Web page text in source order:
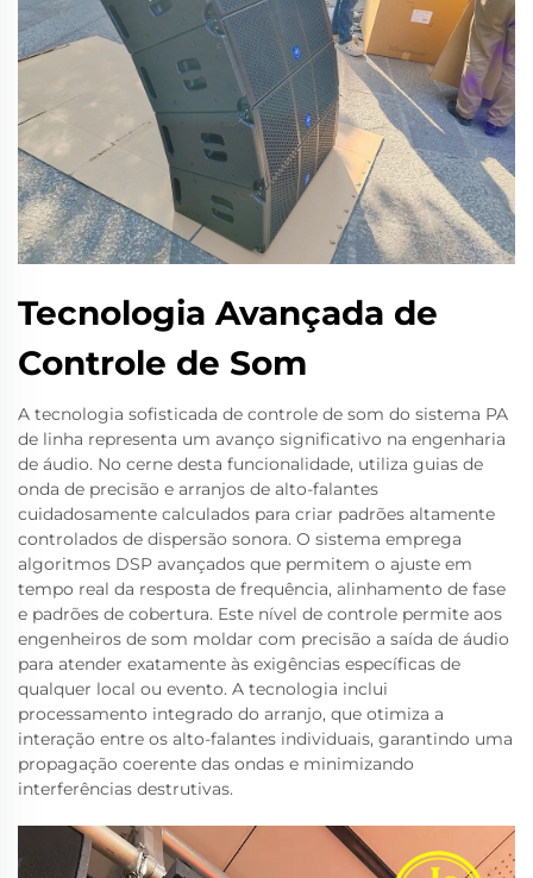
Tecnologia Avançada de
Controle de Som
A tecnologia sofisticada de controle de som do sistema PA
de linha representa um avanço significativo na engenharia
de áudio. No cerne desta funcionalidade, utiliza guias de
onda de precisão e arranjos de alto-falantes
cuidadosamente calculados para criar padrões altamente
controlados de dispersão sonora. O sistema emprega
algoritmos DSP avançados que permitem o ajuste em
tempo real da resposta de frequência, alinhamento de fase
e padrões de cobertura. Este nível de controle permite aos
engenheiros de som moldar com precisão a saída de áudio
para atender exatamente às exigências específicas de
qualquer local ou evento. A tecnologia inclui
processamento integrado do arranjo, que otimiza a
interação entre os alto-falantes individuais, garantindo uma
propagação coerente das ondas e minimizando
interferências destrutivas.